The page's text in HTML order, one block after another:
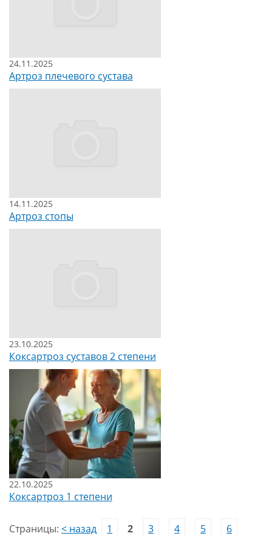
24.11.2025
Артроз плечевого сустава
14.11.2025
Артроз стопы
23.10.2025
Коксартроз суставов 2 степени
22.10.2025
Коксартроз 1 степени
Страницы: < назад 1 2 3 4 5
6